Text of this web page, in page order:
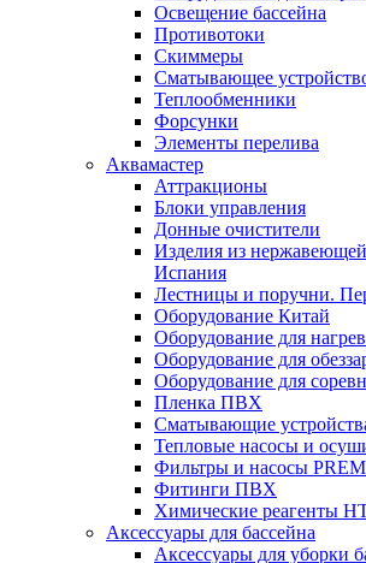
Освещение бассейна
Противотоки
Скиммеры
Сматывающее
Теплообменники
Форсунки
Элементы перелива
Аквамастер
Аттракционы
Блоки управления
Донные очистители
Изделия из
Испания
Лестницы и поручни.
Оборудование Китай
Оборудование для
Оборудование для
Оборудование для
Пленка ПВХ
Сматывающие
Тепловые насосы и
Фильтры и насосы
Фитинги ПВХ
Химические реагенты
Аксессуары для бассейна
Аксессуары для уборки